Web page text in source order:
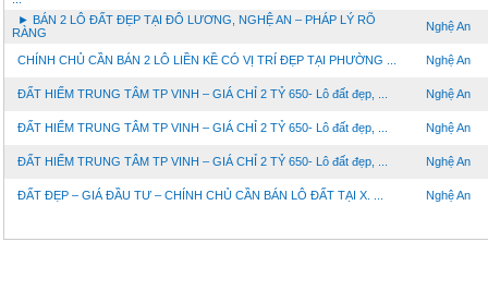
► BÁN 2 LÔ ĐẤT ĐẸP TẠI ĐÔ LƯƠNG, NGHỆ AN – PHÁP LÝ RÕ
RÀNG
Nghệ An
CHÍNH CHỦ CẦN BÁN 2 LÔ LIỀN KỀ CÓ VỊ TRÍ ĐẸP TẠI PHƯỜNG ... Nghệ An
ĐẤT HIẾM TRUNG TÂM TP VINH – GIÁ CHỈ 2 TỶ 650- Lô đất đẹp, ... Nghệ An
ĐẤT HIẾM TRUNG TÂM TP VINH – GIÁ CHỈ 2 TỶ 650- Lô đất đẹp, ... Nghệ An
ĐẤT HIẾM TRUNG TÂM TP VINH – GIÁ CHỈ 2 TỶ 650- Lô đất đẹp, ... Nghệ An
ĐẤT ĐẸP – GIÁ ĐẦU TƯ – CHÍNH CHỦ CẦN BÁN LÔ ĐẤT TẠI X. ... Nghệ An